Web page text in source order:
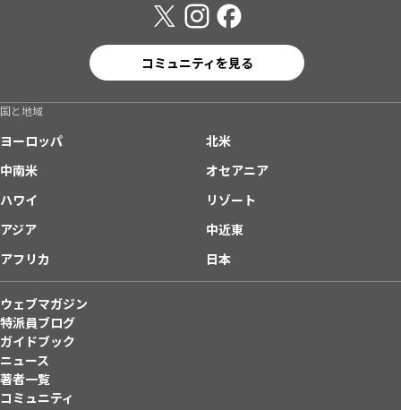
コミュニティを見る
国と地域
ヨーロッパ
北米
中南米
オセアニア
ハワイ
リゾート
アジア
中近東
アフリカ
日本
ウェブマガジン
特派員ブログ
ガイドブック
ニュース
著者一覧
コミュニティ